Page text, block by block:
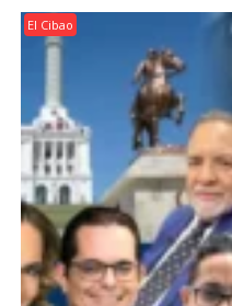
El Cibao